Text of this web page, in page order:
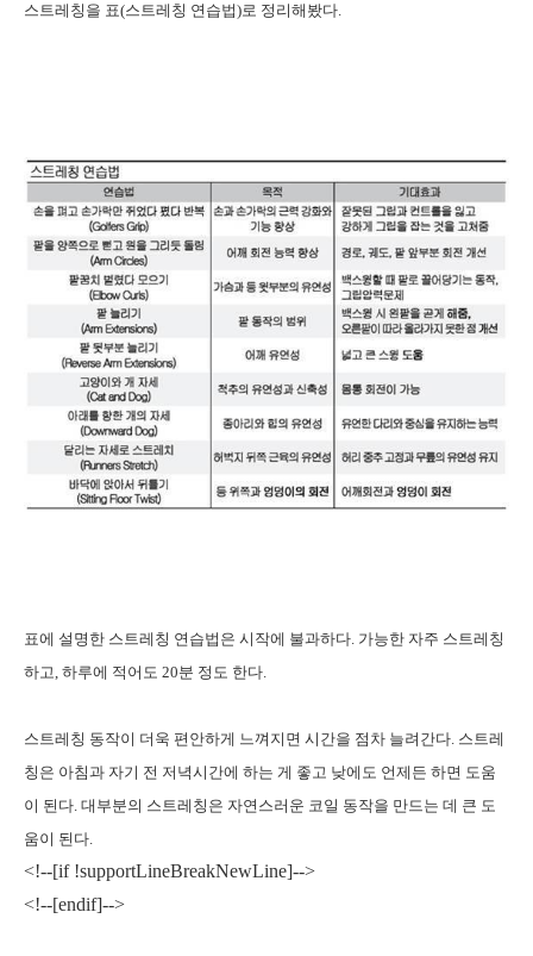
스트레칭을 표(스트레칭 연습법)로 정리해봤다.
표에 설명한 스트레칭 연습법은 시작에 불과하다 가능한 자주 스트레칭
하고 하루에 적어도 20분 정도 한다
스트레칭 동작이 더욱 편안하게 느껴지면 시간을 점차 늘려간다 스트레
칭은 아침과 자기 전 저녁시간에 하는 게 좋고 낮에도 언제든 하면 도움
이 된다 대부분의 스트레칭은 자연스러운 코일 동작을 만드는 데 큰 도
움이 된다
<!--[if !supportLineBreakNewLine]-->
<!--[endif]-->